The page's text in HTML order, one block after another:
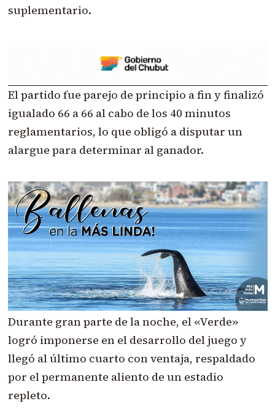
suplementario.
El partido fue parejo de principio a fin y finalizó
igualado 66 a 66 al cabo de los 40 minutos
reglamentarios, lo que obligó a disputar un
alargue para determinar al ganador.
Durante gran parte de la noche, el «Verde»
logró imponerse en el desarrollo del juego y
llegó al último cuarto con ventaja, respaldado
por el permanente aliento de un estadio
repleto.